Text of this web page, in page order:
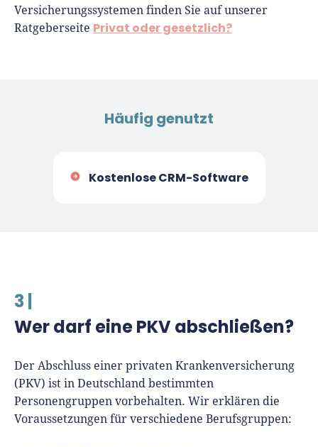
Versicherungssystemen finden Sie auf unserer
Ratgeberseite Privat oder gesetzlich?
Häufig genutzt
Kostenlose CRM-Software
3 |
Wer darf eine PKV abschließen?
Der Abschluss einer privaten Krankenversicherung
(PKV) ist in Deutschland bestimmten
Personengruppen vorbehalten. Wir erklären die
Voraussetzungen für verschiedene Berufsgruppen: